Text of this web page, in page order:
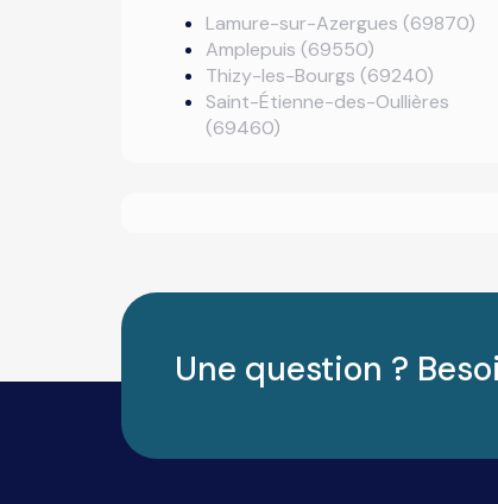
Lamure-sur-Azergues (69870)
Amplepuis (69550)
Thizy-les-Bourgs (69240)
Saint-Étienne-des-Oullières
(69460)
Une question ?